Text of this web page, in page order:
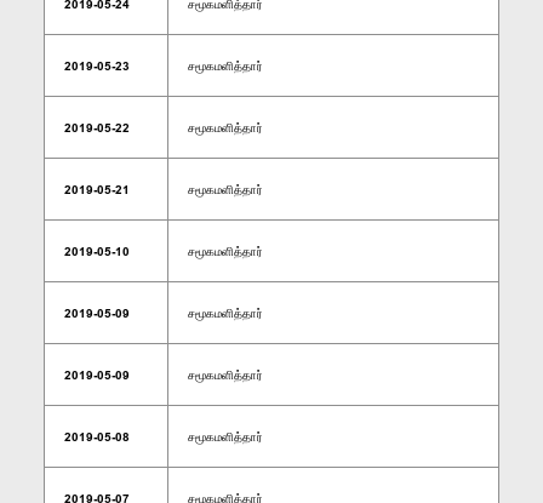
2019-05-24 சமூகமளித்தார்
2019-05-23 சமூகமளித்தார்
2019-05-22 சமூகமளித்தார்
2019-05-21 சமூகமளித்தார்
2019-05-10 சமூகமளித்தார்
2019-05-09 சமூகமளித்தார்
2019-05-09 சமூகமளித்தார்
2019-05-08 சமூகமளித்தார்
2019-05-07 சமூகமளித்தார்